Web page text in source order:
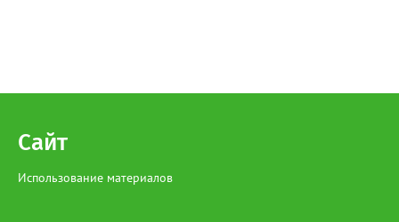
Сайт
Использование материалов